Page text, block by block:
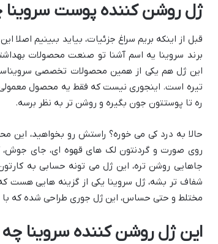
ژل روشن کننده پوست سروینا
قبل از اینکه بریم سراغ جزئیات، بیاید ببینیم
برند سروینا یه اسم آشنا تو صنعت محصولات
این ژل هم یکی از همین محصولات تخصصی
تیره است. اینجوری نیست که فقط یه محصول
ره تا پوستتون جون بگیره و روشن تر به نظر برسه.
حالا به درد کی می خوره؟ راستش رو بخواهید، این
روی صورت و گردنتون لک های قهوه ای، جای جوش،
جاهایی روشن تره، این ژل می تونه حسابی به
شفاف تر بشه، ژل سروینا یکی از گزینه هایی هست
مختلط و حتی حساس، این ژل جوری طراحی شده که
این ژل روشن کننده سروینا